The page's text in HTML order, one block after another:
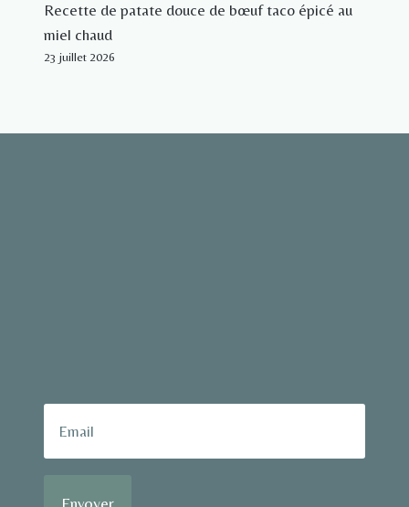
Recette de patate douce de bœuf taco épicé au
miel chaud
23 juillet 2026